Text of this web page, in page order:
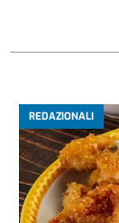
REDAZIONALI